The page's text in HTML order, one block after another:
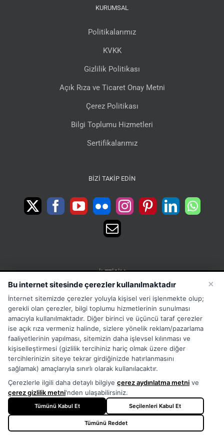
KURUMSAL
Politikalarımız
KVKK
Gizlilik Politikası
Açık Rıza ve Ticaret Onay Metni
Çerez Politikası
Bilgi Toplumu Hizmetleri
Sertifikalarımız
BIZI TAKIP EDIN
İLETIŞIM
15 Temmuz Mah. 1468 Sok. No:5 Güneşli Bağcılar
İstanbul Türkiye
Phone:Merkez:+902126563010 Destek:+908502228722
WhatsApp:+905333867971
Fax:+902126563005
Email:info@tora.com.tr
Web:TORA
2026 - TORA - All Rights Reserved
×
Bu internet sitesinde çerezler kullanılmaktadır
İnternet sitemizde çerezler yoluyla kişisel veri işlenmekte olup;
gerekli olan çerezler, bilgi toplumu hizmetlerinin sunulması
amacıyla kullanılmaktadır. Diğer birinci ve üçüncü taraf çerezler
ise açık rıza vermeniz halinde, sizlere yönelik reklam/pazarlama
faaliyetlerinin yapılması, sitemizin daha işlevsel kılınması ve
kişiselleştirmesi (gizlilik tercihiniz hariç olmak üzere diğer
tercihlerinizin siteye tekrar girdiğinizde hatırlanmasını
sağlamak) amaçlarıyla sınırlı olarak kullanılacaktır.
Çerezlerle ilgili daha detaylı bilgiye çerez aydınlatma metni ve
çerez gizlilik metni'nden ulaşabilirsiniz.
Tümünü Kabul Et Seçilenleri Kabul Et
Tümünü Reddet